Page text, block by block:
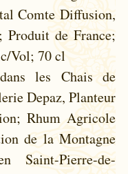
Comte Diffusion,
de France;
Vol; 70 cl
les Chais de
Depaz, Planteur
Rhum Agricole
de la Montagne
Saint-Pierre-de-